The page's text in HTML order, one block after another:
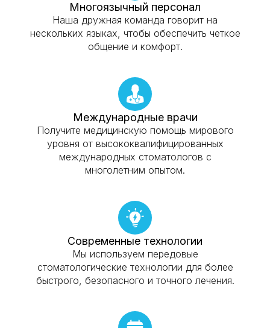
Многоязычный персонал
Наша дружная команда говорит на
нескольких языках, чтобы обеспечить четкое
общение и комфорт.
Международные врачи
Получите медицинскую помощь мирового
уровня от высококвалифицированных
международных стоматологов с
многолетним опытом.
Современные технологии
Мы используем передовые
стоматологические технологии для более
быстрого, безопасного и точного лечения.